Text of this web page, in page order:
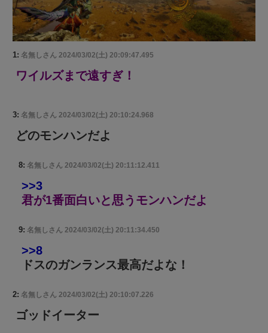
1: 名無しさん 2024/03/02(土) 20:09:47.495
ワイルズまで遠すぎ！
3: 名無しさん 2024/03/02(土) 20:10:24.968
どのモンハンだよ
8: 名無しさん 2024/03/02(土) 20:11:12.411
>>3
君が1番面白いと思うモンハンだよ
9: 名無しさん 2024/03/02(土) 20:11:34.450
>>8
ドスのガンランス最高だよな！
2: 名無しさん 2024/03/02(土) 20:10:07.226
ゴッドイーター